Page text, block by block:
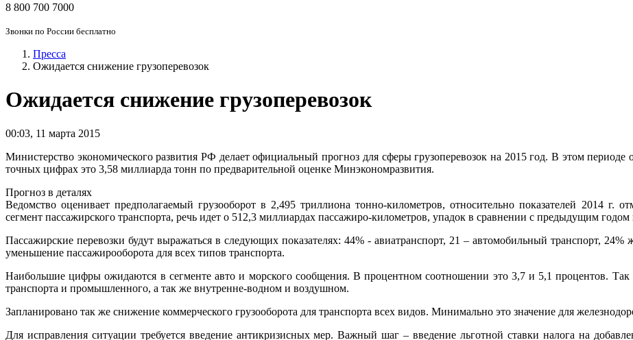
8 800 700 7000
Звонки по России бесплатно
Пресса
Ожидается снижение грузоперевозок
Ожидается снижение грузоперевозок
00:03, 11 марта 2015
Министерство экономического развития РФ делает официальный прогноз для сферы грузоперевозок на 2015 год. В этом
точных цифрах это 3,58 миллиарда тонн по предварительной оценке Минэкономразвития.
Прогноз в деталях
Ведомство оценивает предполагаемый грузооборот в 2,495 триллиона тонно-километров, относительно показателей 2014 г.
сегмент пассажирского транспорта, речь идет о 512,3 миллиардах пассажиро-километров, упадок в сравнении с предыдущим годом
Пассажирские перевозки будут выражаться в следующих показателях: 44% - авиатранспорт, 21 – автомобильный транспорт, 24%
уменьшение пассажирооборота для всех типов транспорта.
Наибольшие цифры ожидаются в сегменте авто и морского сообщения. В процентном соотношении это 3,7 и 5,1 процентов. Так
транспорта и промышленного, а так же внутренне-водном и воздушном.
Запланировано так же снижение коммерческого грузооборота для транспорта всех видов. Минимально это значение для
Для исправления ситуации требуется введение антикризисных мер. Важный шаг – введение льготной ставки налога на